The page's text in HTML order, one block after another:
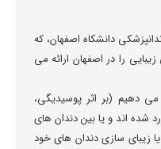
دانشکاه اصفهان، که
زیبایی را در اصفهان ارائه می
دهیم (بر اثر پوسیدیگی،
شده اند و یا بین دندان های
زیبای سازی دندان های خود